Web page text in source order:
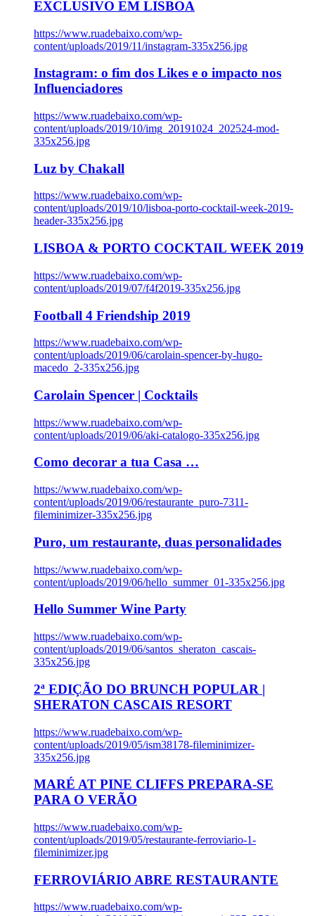
EXCLUSIVO EM LISBOA
https://www.ruadebaixo.com/wp-
content/uploads/2019/11/instagram-335x256.jpg
Instagram: o fim dos Likes e o impacto nos
Influenciadores
https://www.ruadebaixo.com/wp-
content/uploads/2019/10/img_20191024_202524-mod-
335x256.jpg
Luz by Chakall
https://www.ruadebaixo.com/wp-
content/uploads/2019/10/lisboa-porto-cocktail-week-2019-
header-335x256.jpg
LISBOA & PORTO COCKTAIL WEEK 2019
https://www.ruadebaixo.com/wp-
content/uploads/2019/07/f4f2019-335x256.jpg
Football 4 Friendship 2019
https://www.ruadebaixo.com/wp-
content/uploads/2019/06/carolain-spencer-by-hugo-
macedo_2-335x256.jpg
Carolain Spencer | Cocktails
https://www.ruadebaixo.com/wp-
content/uploads/2019/06/aki-catalogo-335x256.jpg
Como decorar a tua Casa …
https://www.ruadebaixo.com/wp-
content/uploads/2019/06/restaurante_puro-7311-
fileminimizer-335x256.jpg
Puro, um restaurante, duas personalidades
https://www.ruadebaixo.com/wp-
content/uploads/2019/06/hello_summer_01-335x256.jpg
Hello Summer Wine Party
https://www.ruadebaixo.com/wp-
content/uploads/2019/06/santos_sheraton_cascais-
335x256.jpg
2ª EDIÇÃO DO BRUNCH POPULAR |
SHERATON CASCAIS RESORT
https://www.ruadebaixo.com/wp-
content/uploads/2019/05/ism38178-fileminimizer-
335x256.jpg
MARÉ AT PINE CLIFFS PREPARA-SE
PARA O VERÃO
https://www.ruadebaixo.com/wp-
content/uploads/2019/05/restaurante-ferroviario-1-
fileminimizer.jpg
FERROVIÁRIO ABRE RESTAURANTE
https://www.ruadebaixo.com/wp-